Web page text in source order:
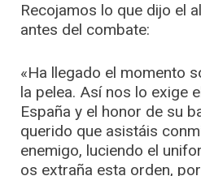
Recojamos lo que dijo el
antes del combate:
«Ha llegado el momento
la pelea. Así nos lo exige
España y el honor de su
querido que asistáis
enemigo, luciendo el
os extraña esta orden,